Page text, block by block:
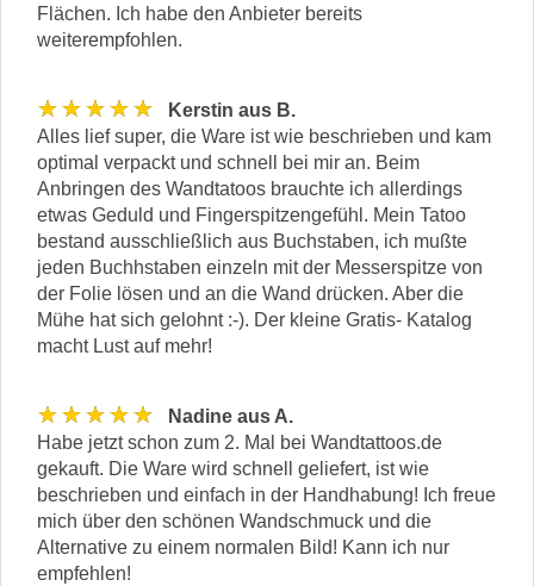
Flächen. Ich habe den Anbieter bereits
weiterempfohlen.
★★★★★
Kerstin aus B.
Alles lief super, die Ware ist wie beschrieben und kam
optimal verpackt und schnell bei mir an. Beim
Anbringen des Wandtatoos brauchte ich allerdings
etwas Geduld und Fingerspitzengefühl. Mein Tatoo
bestand ausschließlich aus Buchstaben, ich mußte
jeden Buchhstaben einzeln mit der Messerspitze von
der Folie lösen und an die Wand drücken. Aber die
Mühe hat sich gelohnt :-). Der kleine Gratis- Katalog
macht Lust auf mehr!
★★★★★
Nadine aus A.
Habe jetzt schon zum 2. Mal bei Wandtattoos.de
gekauft. Die Ware wird schnell geliefert, ist wie
beschrieben und einfach in der Handhabung! Ich freue
mich über den schönen Wandschmuck und die
Alternative zu einem normalen Bild! Kann ich nur
empfehlen!